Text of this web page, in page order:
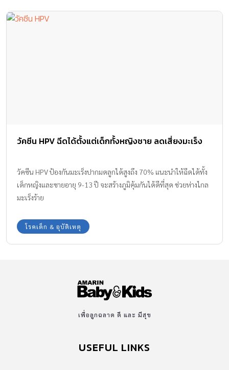
วัคซีน HPV ฉีดได้ตั้งแต่เด็กทั้งหญิงชาย ลดเสี่ยงมะเร็ง
วัคซีน HPV ป้องกันมะเร็งปากมดลูกได้สูงถึง 70% แนะนำให้ฉีดได้ทั้ง
เด็กหญิงและชายอายุ 9-13 ปี จะสร้างภูมิคุ้มกันได้ดีที่สุด ช่วยห่างไกล
มะเร็งร้าย
โรคเด็ก & อุบัติเหตุ
เพื่อลูกฉลาด ดี และ มีสุข
USEFUL LINKS